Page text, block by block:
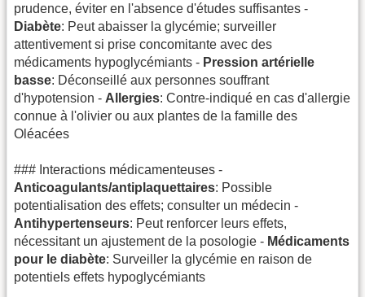
prudence, éviter en l'absence d'études suffisantes -
Diabète: Peut abaisser la glycémie; surveiller
attentivement si prise concomitante avec des
médicaments hypoglycémiants - Pression artérielle
basse: Déconseillé aux personnes souffrant
d'hypotension - Allergies: Contre-indiqué en cas d'allergie
connue à l'olivier ou aux plantes de la famille des
Oléacées
### Interactions médicamenteuses -
Anticoagulants/antiplaquettaires: Possible
potentialisation des effets; consulter un médecin -
Antihypertenseurs: Peut renforcer leurs effets,
nécessitant un ajustement de la posologie - Médicaments
pour le diabète: Surveiller la glycémie en raison de
potentiels effets hypoglycémiants